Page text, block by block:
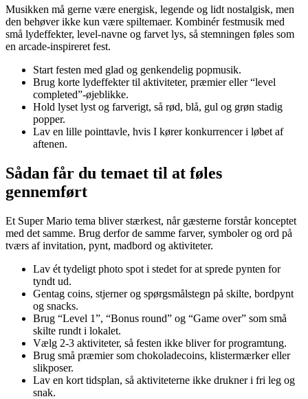
Musikken må gerne være energisk, legende og lidt nostalgisk, men
den behøver ikke kun være spiltemaer. Kombinér festmusik med
små lydeffekter, level-navne og farvet lys, så stemningen føles som
en arcade-inspireret fest.
Start festen med glad og genkendelig popmusik.
Brug korte lydeffekter til aktiviteter, præmier eller “level
completed”-øjeblikke.
Hold lyset lyst og farverigt, så rød, blå, gul og grøn stadig
popper.
Lav en lille pointtavle, hvis I kører konkurrencer i løbet af
aftenen.
Sådan får du temaet til at føles
gennemført
Et Super Mario tema bliver stærkest, når gæsterne forstår konceptet
med det samme. Brug derfor de samme farver, symboler og ord på
tværs af invitation, pynt, madbord og aktiviteter.
Lav ét tydeligt photo spot i stedet for at sprede pynten for
tyndt ud.
Gentag coins, stjerner og spørgsmålstegn på skilte, bordpynt
og snacks.
Brug “Level 1”, “Bonus round” og “Game over” som små
skilte rundt i lokalet.
Vælg 2-3 aktiviteter, så festen ikke bliver for programtung.
Brug små præmier som chokoladecoins, klistermærker eller
slikposer.
Lav en kort tidsplan, så aktiviteterne ikke drukner i fri leg og
snak.